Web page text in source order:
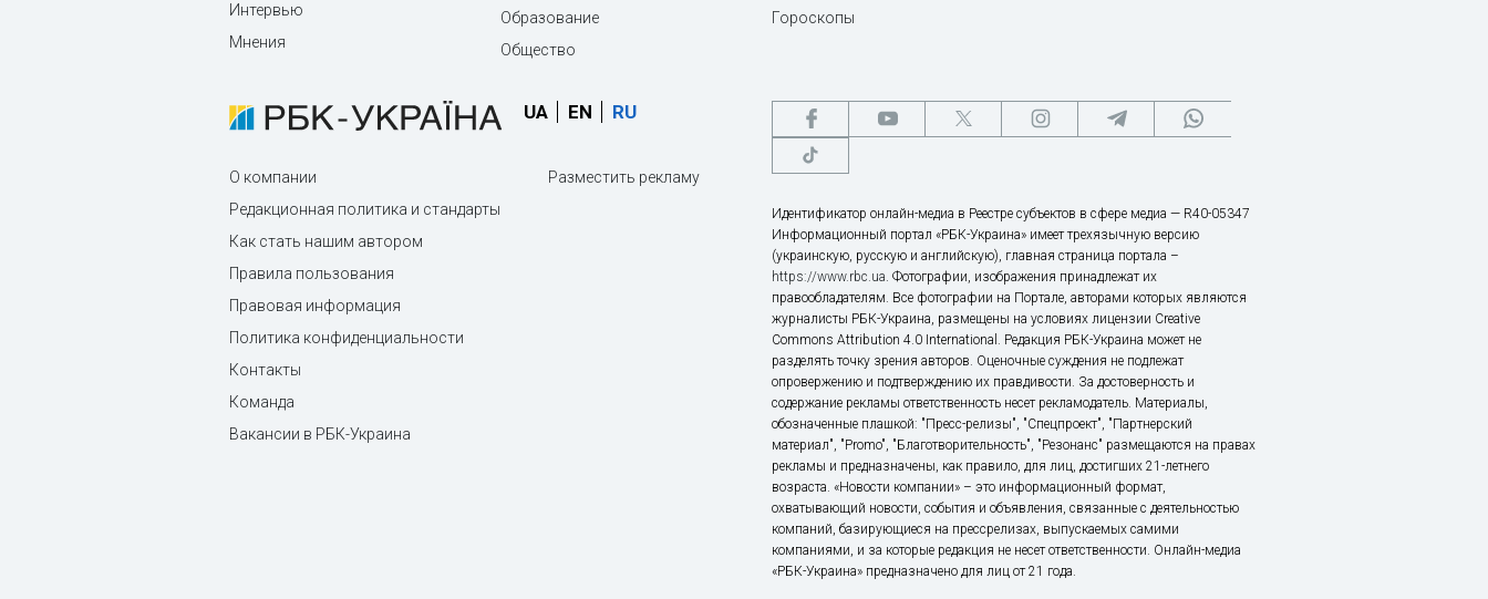
Интервью
Мнения
Образование
Общество
Гороскопы
UA EN RU
О компании
Редакционная политика и стандарты
Как стать нашим автором
Правила пользования
Правовая информация
Политика конфиденциальности
Контакты
Команда
Вакансии в РБК-Украина
Разместить рекламу
Идентификатор онлайн-медиа в Реестре субъектов в сфере медиа — R40-05347
Информационный портал «РБК-Украина» имеет трехязычную версию
(украинскую, русскую и английскую), главная страница портала –
https://www.rbc.ua. Фотографии, изображения принадлежат их
правообладателям. Все фотографии на Портале, авторами которых являются
журналисты РБК-Украина, размещены на условиях лицензии Creative
Commons Attribution 4.0 International. Редакция РБК-Украина может не
разделять точку зрения авторов. Оценочные суждения не подлежат
опровержению и подтверждению их правдивости. За достоверность и
содержание рекламы ответственность несет рекламодатель. Материалы,
обозначенные плашкой: "Пресс-релизы", "Спецпроект", "Партнерский
материал", "Promo", "Благотворительность", "Резонанс" размещаются на правах
рекламы и предназначены, как правило, для лиц, достигших 21-летнего
возраста. «Новости компании» – это информационный формат,
охватывающий новости, события и объявления, связанные с деятельностью
компаний, базирующиеся на прессрелизах, выпускаемых самими
компаниями, и за которые редакция не несет ответственности. Онлайн-медиа
«РБК-Украина» предназначено для лиц от 21 года.